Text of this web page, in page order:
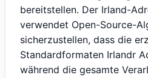
bereitstellen. Der Irland-
verwendet Open-Source-
sicherzustellen, dass die
Standardformaten Irlandr
während die gesamte